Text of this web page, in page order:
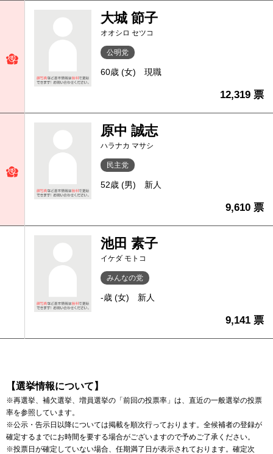
大城 節子
オオシロ セツコ
公明党
60歳 (女) 現職
12,319 票
原中 誠志
ハラナカ マサシ
民主党
52歳 (男) 新人
9,610 票
池田 素子
イケダ モトコ
みんなの党
-歳 (女) 新人
9,141 票
【選挙情報について】
※再選挙、補欠選挙、増員選挙の「前回の投票率」は、直近の一般選挙の投票
率を参照しています。
※公示・告示日以降については掲載を順次行っております。全候補者の登録が
確定するまでにお時間を要する場合がございますので予めご了承ください。
※投票日が確定していない場合、任期満了日が表示されております。確定次